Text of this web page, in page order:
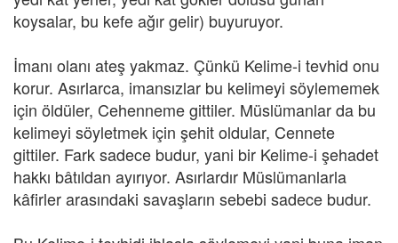
koysalar, bu kefe ağır gelir) buyuruyor.
İmanı olanı ateş yakmaz. Çünkü Kelime-i tevhid onu
korur. Asırlarca, imansızlar bu kelimeyi söylememek
için öldüler, Cehenneme gittiler. Müslümanlar da bu
kelimeyi söyletmek için şehit oldular, Cennete
gittiler. Fark sadece budur, yani bir Kelime-i şehadet
hakkı bâtıldan ayırıyor. Asırlardır Müslümanlarla
kâfirler arasındaki savaşların sebebi sadece budur.